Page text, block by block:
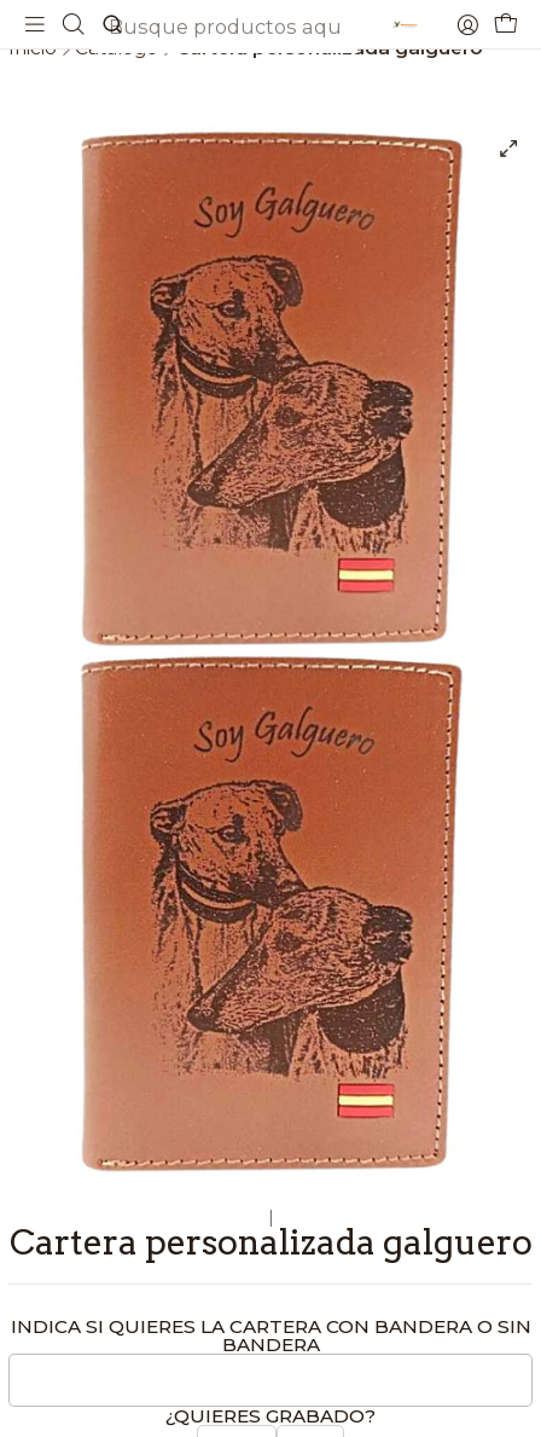
Inicio Catálogo Cartera personalizada galguero
|
Cartera personalizada galguero
INDICA SI QUIERES LA CARTERA CON BANDERA O SIN
BANDERA
¿QUIERES GRABADO?